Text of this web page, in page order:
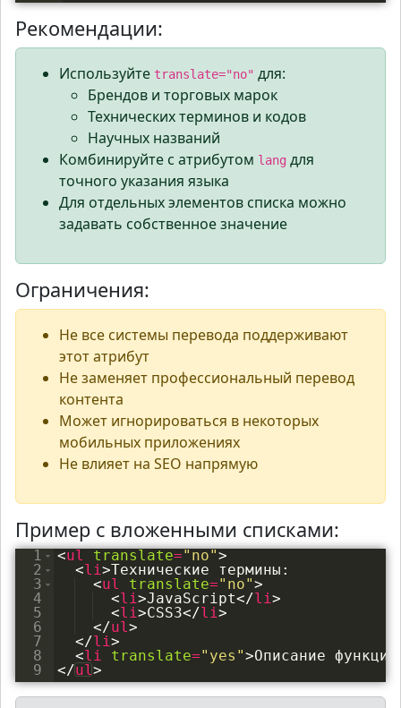
Рекомендации:
Используйте translate="no" для:
Брендов и торговых марок
Технических терминов и кодов
Научных названий
Комбинируйте с атрибутом lang для
точного указания языка
Для отдельных элементов списка можно
задавать собственное значение
Ограничения:
Не все системы перевода поддерживают
этот атрибут
Не заменяет профессиональный перевод
контента
Может игнорироваться в некоторых
мобильных приложениях
Не влияет на SEO напрямую
Пример с вложенными списками:
1
2
3
4
5
6
7
8
9
<ul translate="no">
<li>Технические термины:
<ul translate="no">
<li>JavaScript</li>
<li>CSS3</li>
</ul>
</li>
<li translate="yes">Описание функций
</ul>